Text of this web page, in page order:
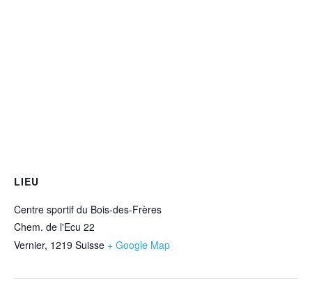
LIEU
Centre sportif du Bois-des-Frères
Chem. de l'Ecu 22
Vernier, 1219 Suisse + Google Map